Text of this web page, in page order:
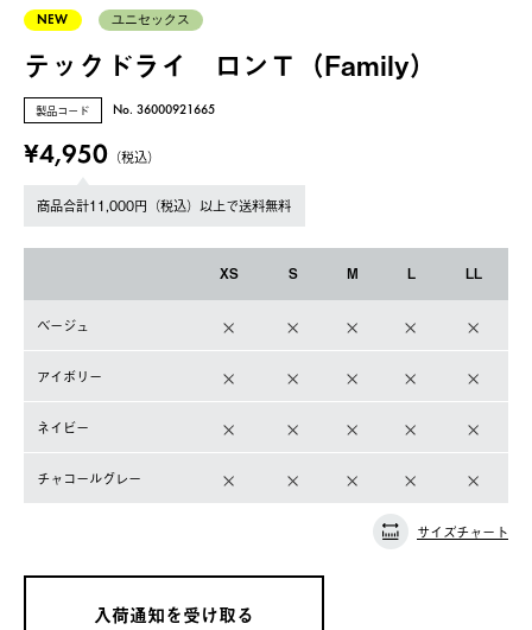
NEW ユニセックス
テックドライ ロンＴ（Family）
製品コード No. 36000921665
¥4,950 （税込）
商品合計11,000円（税込）以上で送料無料
XS S M L LL
ベージュ
アイボリー
ネイビー
チャコールグレー
サイズチャート
入荷通知を受け取る